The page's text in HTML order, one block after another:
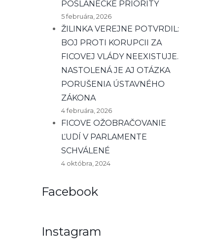
POSLANECKÉ PRIORITY
5 februára, 2026
ŽILINKA VEREJNE POTVRDIL:
BOJ PROTI KORUPCII ZA
FICOVEJ VLÁDY NEEXISTUJE.
NASTOLENÁ JE AJ OTÁZKA
PORUŠENIA ÚSTAVNÉHO
ZÁKONA
4 februára, 2026
FICOVE OŽOBRAČOVANIE
ĽUDÍ V PARLAMENTE
SCHVÁLENÉ
4 októbra, 2024
Facebook
Instagram